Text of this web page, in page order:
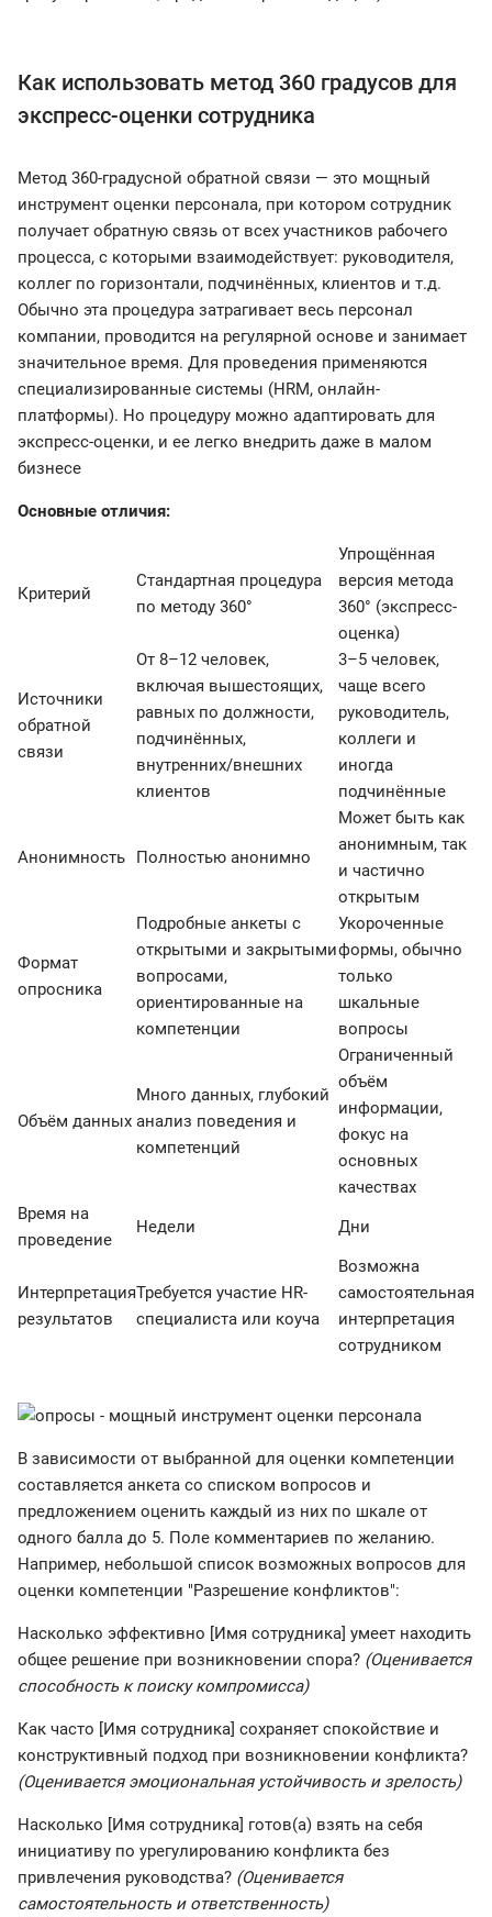
Как использовать метод 360 градусов для
экспресс-оценки сотрудника
Метод 360-градусной обратной связи — это мощный
инструмент оценки персонала, при котором сотрудник
получает обратную связь от всех участников рабочего
процесса, с которыми взаимодействует: руководителя,
коллег по горизонтали, подчинённых, клиентов и т.д.
Обычно эта процедура затрагивает весь персонал
компании, проводится на регулярной основе и занимает
значительное время. Для проведения применяются
специализированные системы (HRM, онлайн-
платформы). Но процедуру можно адаптировать для
экспресс-оценки, и ее легко внедрить даже в малом
бизнесе
Основные отличия:
Критерий
Стандартная процедура
по методу 360°
Упрощённая
версия метода
360° (экспресс-
оценка)
Источники
обратной
связи
От 8–12 человек,
включая вышестоящих,
равных по должности,
подчинённых,
внутренних/внешних
клиентов
3–5 человек,
чаще всего
руководитель,
коллеги и
иногда
подчинённые
Анонимность Полностью анонимно
Может быть как
анонимным, так
и частично
открытым
Формат
опросника
Подробные анкеты с
открытыми и закрытыми
вопросами,
ориентированные на
компетенции
Укороченные
формы, обычно
только
шкальные
вопросы
Объём данных
Много данных, глубокий
анализ поведения и
компетенций
Ограниченный
объём
информации,
фокус на
основных
качествах
Время на
проведение
Недели Дни
Интерпретация
результатов
Требуется участие HR-
специалиста или коуча
Возможна
самостоятельная
интерпретация
сотрудником
В зависимости от выбранной для оценки компетенции
составляется анкета со списком вопросов и
предложением оценить каждый из них по шкале от
одного балла до 5. Поле комментариев по желанию.
Например, небольшой список возможных вопросов для
оценки компетенции "Разрешение конфликтов":
Насколько эффективно [Имя сотрудника] умеет находить
общее решение при возникновении спора? (Оценивается
способность к поиску компромисса)
Как часто [Имя сотрудника] сохраняет спокойствие и
конструктивный подход при возникновении конфликта?
(Оценивается эмоциональная устойчивость и зрелость)
Насколько [Имя сотрудника] готов(а) взять на себя
инициативу по урегулированию конфликта без
привлечения руководства? (Оценивается
самостоятельность и ответственность)